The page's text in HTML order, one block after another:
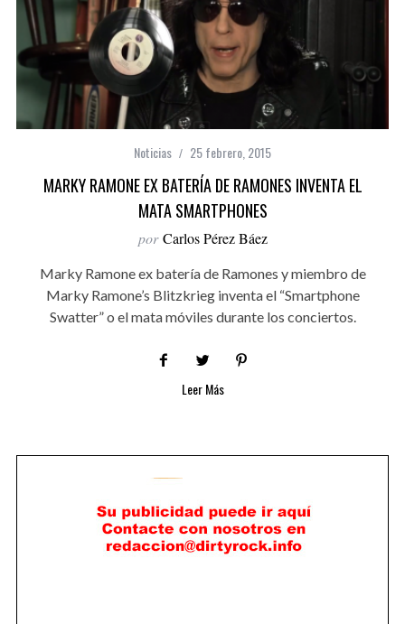
Noticias 25 febrero, 2015
MARKY RAMONE EX BATERÍA DE RAMONES INVENTA EL
MATA SMARTPHONES
por Carlos Pérez Báez
Marky Ramone ex batería de Ramones y miembro de
Marky Ramone’s Blitzkrieg inventa el “Smartphone
Swatter” o el mata móviles durante los conciertos.
Leer Más